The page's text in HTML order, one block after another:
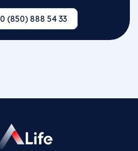
0 (850) 888 54 33